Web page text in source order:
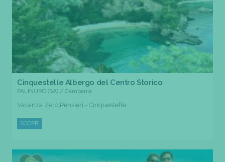
Cinquestelle Albergo del Centro Storico
PALINURO (SA) / Campania
Vacanza Zero Pensieri - Cinquestelle
SCOPRI